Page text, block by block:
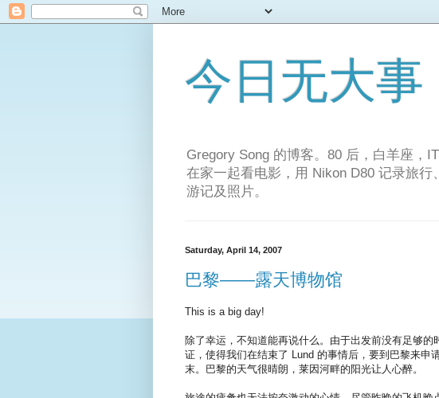
今日无大事
Gregory Song 的博客。80 后，白羊座，
在家一起看电影，用 Nikon D80 记录旅
游记及照片。
Saturday, April 14, 2007
巴黎——露天博物馆
This is a big day!
除了幸运，不知道能再说什么。由于出发前没有足够的
证，使得我们在结束了 Lund 的事情后，要到巴黎来申
末。巴黎的天气很晴朗，莱因河畔的阳光让人心醉。